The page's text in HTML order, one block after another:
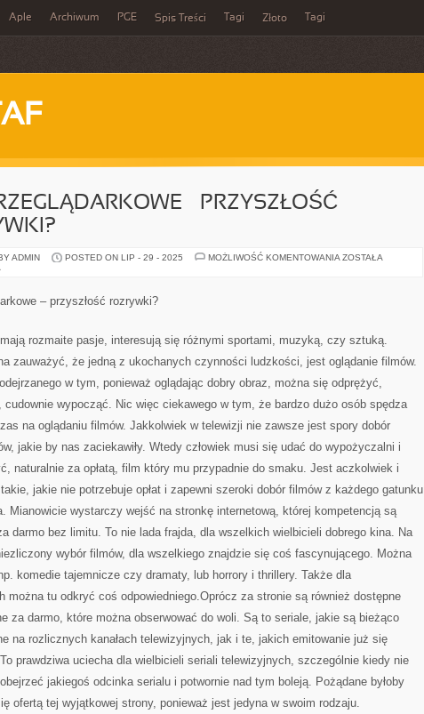
Aple Archiwum PGE Spis Treści Tagi Złoto Tagi
– PRZYSZŁOŚĆ
ADMIN POSTED ON LIP - 29 - 2025 MOŻLIWOŚĆ KOMENTOWANIA GRY
ZOSTAŁA
– przyszłość rozrywki?
rozmaite pasje, interesują się różnymi sportami, muzyką, czy sztuką.
zauważyć, że jedną z ukochanych czynności ludzkości, jest oglądanie filmów.
w tym, ponieważ oglądając dobry obraz, można się odprężyć,
cudownie wypocząć. Nic więc ciekawego w tym, że bardzo dużo osób spędza
na oglądaniu filmów. Jakkolwiek w telewizji nie zawsze jest spory dobór
jakie by nas zaciekawiły. Wtedy człowiek musi się udać do wypożyczalni i
naturalnie za opłatą, film który mu przypadnie do smaku. Jest aczkolwiek i
jakie nie potrzebuje opłat i zapewni szeroki dobór filmów z każdego gatunku
Mianowicie wystarczy wejść na stronkę internetową, której kompetencją są
darmo bez limitu. To nie lada frajda, dla wszelkich wielbicieli dobrego kina. Na
wybór filmów, dla wszelkiego znajdzie się coś fascynującego. Można
komedie tajemnicze czy dramaty, lub horrory i thrillery. Także dla
można tu odkryć coś odpowiedniego.Oprócz za stronie są również dostępne
za darmo, które można obserwować do woli. Są to seriale, jakie są bieżąco
na rozlicznych kanałach telewizyjnych, jak i te, jakich emitowanie już się
prawdziwa uciecha dla wielbicieli seriali telewizyjnych, szczególnie kiedy nie
jakiegoś odcinka serialu i potwornie nad tym boleją. Pożądane byłoby
ofertą tej wyjątkowej strony, ponieważ jest jedyna w swoim rodzaju.